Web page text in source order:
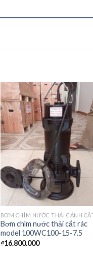
BƠM CHÌM NƯỚC THẢI CÁNH
Bơm chìm nước thải cắt rác
model 100WC100-15-7.5
₫16.800.000